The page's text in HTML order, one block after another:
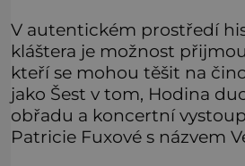
V autentickém prostředí
kláštera je možnost
kteří se mohou těšit na
jako Šest v tom, Hodina
obřadu a koncertní
Patricie Fuxové s názvem